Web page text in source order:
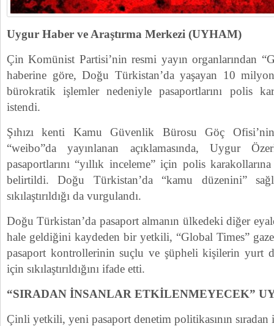
Uygur Haber ve Araştırma Merkezi (UYHAM)
Çin Komünist Partisi’nin resmi yayın organlarından
haberine göre, Doğu Türkistan’da yaşayan 10
bürokratik işlemler nedeniyle pasaportlarını polis
istendi.
Şıhızı kenti Kamu Güvenlik Bürosu Göç
“weibo”da yayınlanan açıklamasında, Uygur
pasaportlarını “yıllık inceleme” için polis
belirtildi. Doğu Türkistan’da “kamu düzenini”
sıkılaştırıldığı da vurgulandı.
Doğu Türkistan’da pasaport almanın ülkedeki diğer
hale geldiğini kaydeden bir yetkili, “Global Times”
pasaport kontrollerinin suçlu ve şüpheli kişilerin yurt
için sıkılaştırıldığını ifade etti.
“SIRADAN İNSANLAR ETKİLENMEYECEK”
Çinli yetkili, yeni pasaport denetim politikasının sıradan